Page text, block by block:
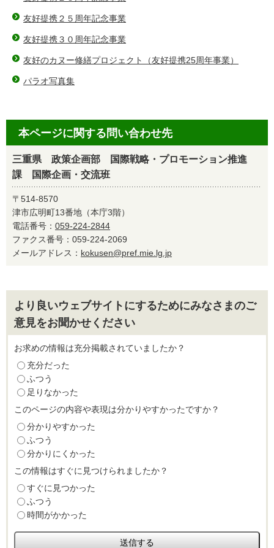
友好提携２５周年記念事業
友好提携３０周年記念事業
友好のカヌー修繕プロジェクト（友好提携25周年事業）
パラオ写真集
本ページに関する問い合わせ先
三重県 政策企画部 国際戦略・プロモーション推進
課 国際企画・交流班
〒514-8570
津市広明町13番地（本庁3階）
電話番号： 059-224-2844
ファクス番号：059-224-2069
メールアドレス： kokusen@pref.mie.lg.jp
より良いウェブサイトにするためにみなさまのご
意見をお聞かせください
お求めの情報は充分掲載されていましたか？
充分だった
ふつう
足りなかった
このページの内容や表現は分かりやすかったですか？
分かりやすかった
ふつう
分かりにくかった
この情報はすぐに見つけられましたか？
すぐに見つかった
ふつう
時間がかかった